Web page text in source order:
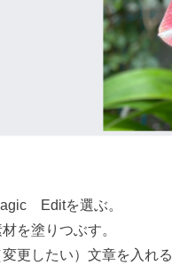
Editを選ぶ。
を塗りつぶす。
更したい）文章を入れる